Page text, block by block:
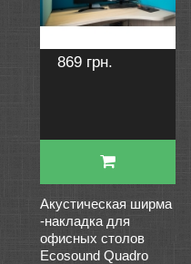
869 грн.
Акустическая ширма
-накладка для
офисных столов
Ecosound Quadro